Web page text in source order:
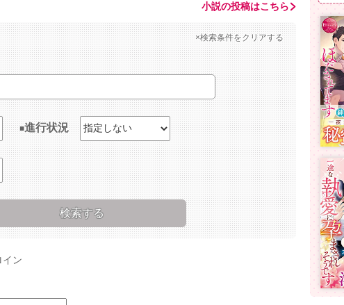
小説の投稿はこちら
×検索条件をクリアする
進行状況
イン